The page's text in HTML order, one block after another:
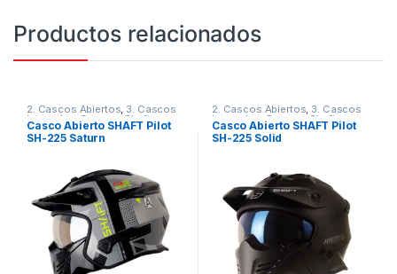
Productos relacionados
2. Cascos Abiertos, 3. Cascos
Integrales ,Cascos , Shaft
Casco Abierto SHAFT Pilot
SH-225 Saturn
2. Cascos Abiertos, 3. Cascos
Integrales ,Cascos , Shaft
Casco Abierto SHAFT Pilot
SH-225 Solid